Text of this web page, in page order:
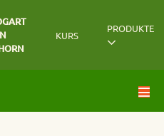
KURS
PRODUKTE